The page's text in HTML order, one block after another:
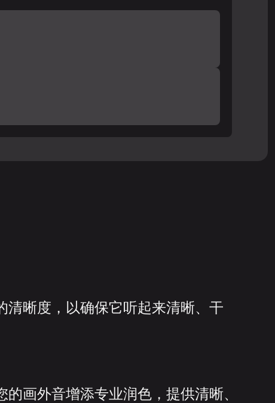
清晰度，以确保它听起来清晰、干
的画外音增添专业润色，提供清晰、